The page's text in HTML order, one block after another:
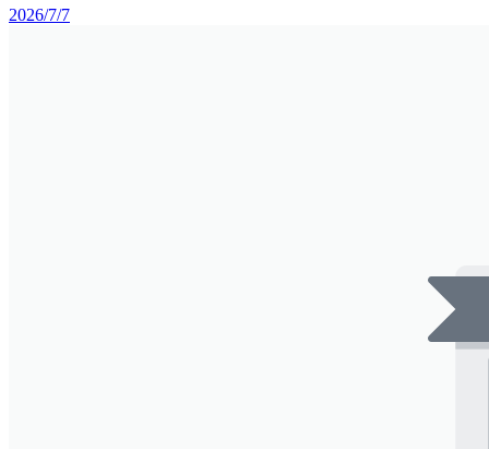
2026/7/7